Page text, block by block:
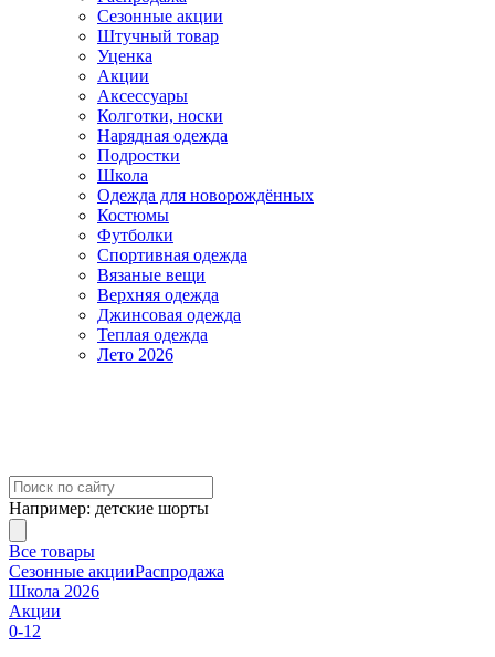
Сезонные акции
Штучный товар
Уценка
Акции
Аксессуары
Колготки, носки
Нарядная одежда
Подростки
Школа
Одежда для новорождённых
Костюмы
Футболки
Спортивная одежда
Вязаные вещи
Верхняя одежда
Джинсовая одежда
Теплая одежда
Лето 2026
Например: детские шорты
Все товары
Сезонные акцииРаспродажа
Школа 2026
Акции
0-12